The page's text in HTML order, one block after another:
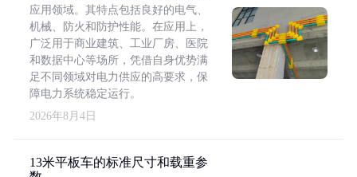
应用领域。其特点包括良好的电气、
机械、防火和防护性能。在应用上，
广泛用于商业建筑、工业厂房、医院
和数据中心等场所，凭借自身优势满
足不同领域对电力供应的高要求，保
障电力系统稳定运行。
2026年8月4日
13米平板车的标准尺寸和载重参